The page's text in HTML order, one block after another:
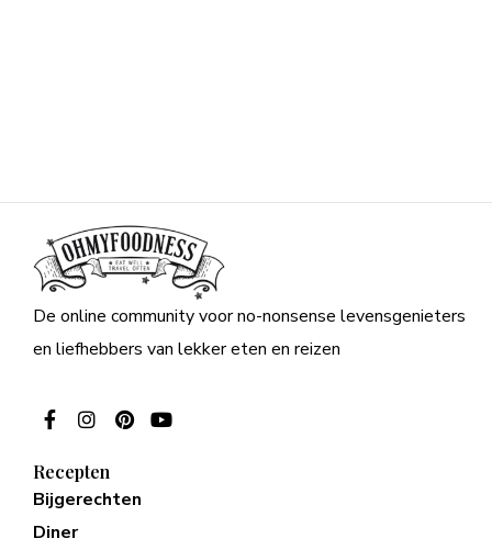
De online community voor no-nonsense levensgenieters
en liefhebbers van lekker eten en reizen
Recepten
Bijgerechten
Diner